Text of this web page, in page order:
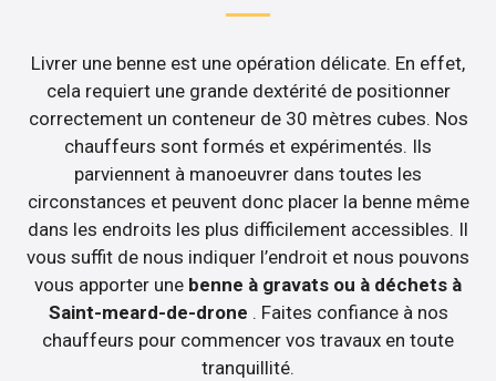
Livrer une benne est une opération délicate. En effet,
cela requiert une grande dextérité de positionner
correctement un conteneur de 30 mètres cubes. Nos
chauffeurs sont formés et expérimentés. Ils
parviennent à manoeuvrer dans toutes les
circonstances et peuvent donc placer la benne même
dans les endroits les plus difficilement accessibles. Il
vous suffit de nous indiquer l’endroit et nous pouvons
vous apporter une benne à gravats ou à déchets à
Saint-meard-de-drone . Faites confiance à nos
chauffeurs pour commencer vos travaux en toute
tranquillité.